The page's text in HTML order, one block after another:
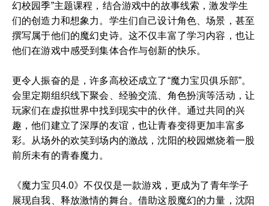
幻校园季”主题课程，结合游戏中的故事线索，激发学生
们的创造力和想象力。学生们自己设计角色、场景，甚至
撰写属于他们的魔幻史诗。这不仅丰富了学习内容，也让
他们在游戏中感受到集体合作与创新的快乐。
更令人振奋的是，许多高校还成立了“魔力宝贝俱乐部”。
会里定期组织线下聚会、经验交流、角色扮演等活动，让
玩家们在虚拟世界中找到现实中的伙伴。通过共同的兴
趣，他们建立了深厚的友谊，也让青春变得更加丰富多
彩。从场外的欢笑到场内的激战，沈阳的校园燃烧着一股
前所未有的青春魔力。
《魔力宝贝4.0》不仅仅是一款游戏，更成为了青年学子
展现自我、释放激情的舞台。借助这股魔幻的力量，沈阳